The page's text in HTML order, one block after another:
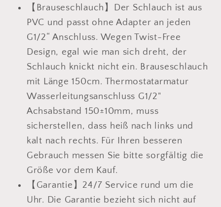
【Brauseschlauch】Der Schlauch ist aus
PVC und passt ohne Adapter an jeden
G1/2“ Anschluss. Wegen Twist-Free
Design, egal wie man sich dreht, der
Schlauch knickt nicht ein. Brauseschlauch
mit Länge 150cm. Thermostatarmatur
Wasserleitungsanschluss G1/2"
Achsabstand 150±10mm, muss
sicherstellen, dass heiß nach links und
kalt nach rechts. Für Ihren besseren
Gebrauch messen Sie bitte sorgfältig die
Größe vor dem Kauf.
【Garantie】24/7 Service rund um die
Uhr. Die Garantie bezieht sich nicht auf